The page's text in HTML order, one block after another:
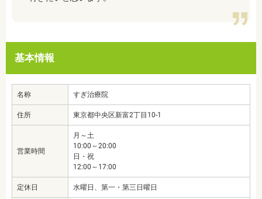
基本情報
名称 すぎ治療院
住所 東京都中央区新富2丁目10-1
営業時間
月～土
10:00～20:00
日・祝
12:00～17:00
定休日 水曜日、第一・第三日曜日